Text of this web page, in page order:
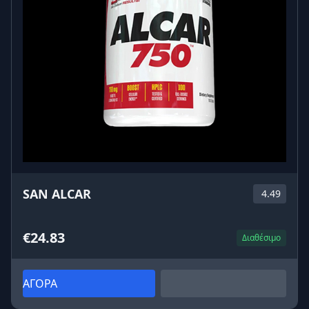
• Φυλάσσεται μακριά από μικρά παιδιά.
• Αν είσαι έγκυος, θηλάζεις, λαμβάνεις φαρμακευτική
αγωγή ή έχεις κάποιο πρόβλημα υγείας,
συμβουλέψου τον γιατρό σου πριν από τη χρήση.
• Δεν προορίζεται για παιδιά.
• Φύλαξέ το σε δροσερό, ξηρό μέρος, μακριά από
απευθύνσου στον γιατρό σου.
Theanine 200mg ❓
Η L-θεανίνη είναι ένα αμινοξύ που συναντάμε κυρίως
στο πράσινο τσάι. Πολλοί τη χρησιμοποιούν σε
SAN ALCAR 4.49
€24.83 Διαθέσιμο
ΑΓΟΡΑ